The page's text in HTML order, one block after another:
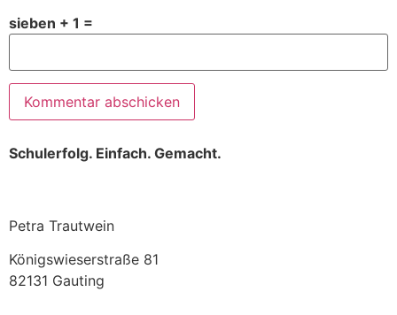
sieben + 1 =
Schulerfolg. Einfach. Gemacht.
Petra Trautwein
Königswieserstraße 81
82131 Gauting